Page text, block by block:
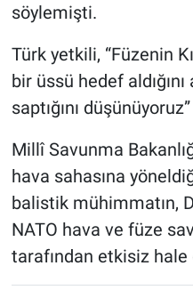
söylemişti.
Türk yetkili, “Füzenin
bir üssü hedef
saptığını
Millî Savunma
hava sahasına
balistik mühimmatın,
NATO hava ve füze
tarafından etkisiz